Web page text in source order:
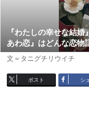
『わたしの幸せな結
あわ恋』はどんな恋物
文＝タニグチリウイチ
ポスト シ